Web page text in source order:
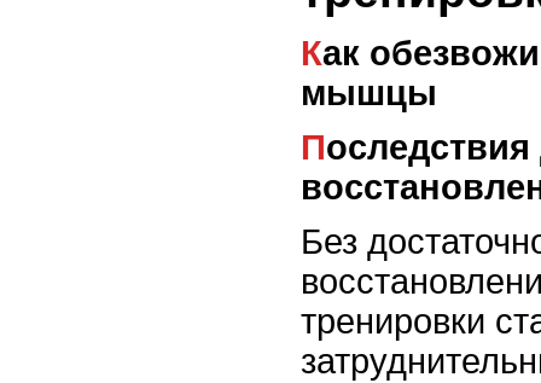
Как обезвоживание влияет на
мышцы
Последствия для
Без
тренировки